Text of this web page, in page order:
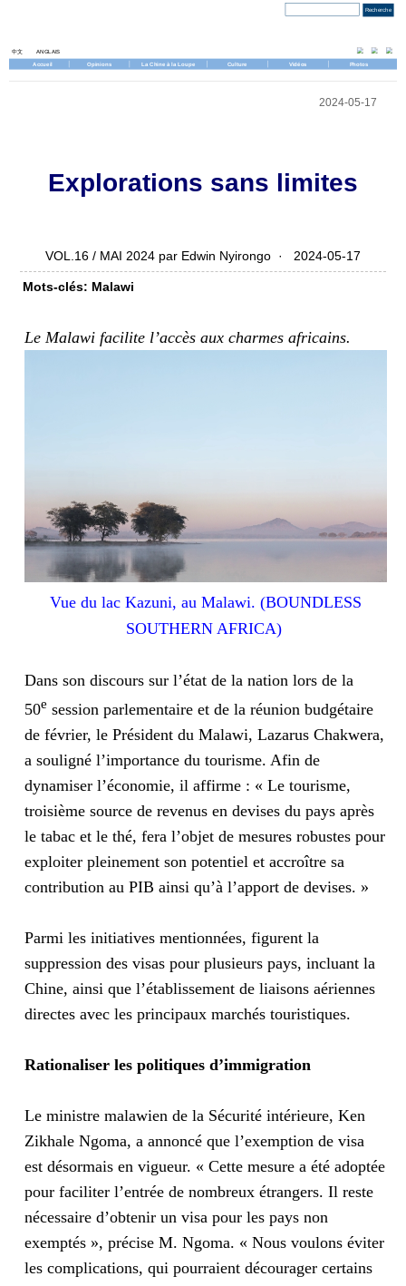
中文
ANGLAIS
Accueil
Opinions La Chine à la Loupe Culture Vidéos Photos
2024-05-17
Explorations sans limites
VOL.16 / MAI 2024 par Edwin Nyirongo · 2024-05-17
Mots-clés: Malawi
Le Malawi facilite l’accès aux charmes africains.
Vue du lac Kazuni, au Malawi. (BOUNDLESS
SOUTHERN AFRICA)
Dans son discours sur l’état de la nation lors de la
50e session parlementaire et de la réunion budgétaire
de février, le Président du Malawi, Lazarus Chakwera,
a souligné l’importance du tourisme. Afin de
dynamiser l’économie, il affirme : « Le tourisme,
troisième source de revenus en devises du pays après
le tabac et le thé, fera l’objet de mesures robustes pour
exploiter pleinement son potentiel et accroître sa
contribution au PIB ainsi qu’à l’apport de devises. »
Parmi les initiatives mentionnées, figurent la
suppression des visas pour plusieurs pays, incluant la
Chine, ainsi que l’établissement de liaisons aériennes
directes avec les principaux marchés touristiques.
Rationaliser les politiques d’immigration
Le ministre malawien de la Sécurité intérieure, Ken
Zikhale Ngoma, a annoncé que l’exemption de visa
est désormais en vigueur. « Cette mesure a été adoptée
pour faciliter l’entrée de nombreux étrangers. Il reste
nécessaire d’obtenir un visa pour les pays non
exemptés », précise M. Ngoma. « Nous voulons éviter
les complications, qui pourraient décourager certains